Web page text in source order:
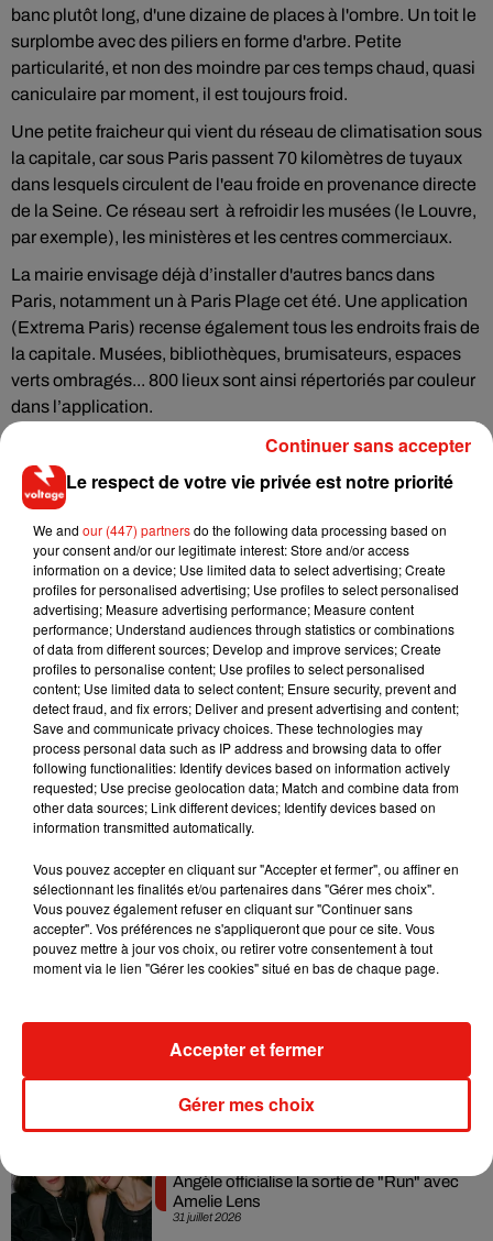
banc plutôt long, d'une dizaine de places à l'ombre. Un toit le
surplombe avec des piliers en forme d'arbre. Petite
particularité, et non des moindre par ces temps chaud, quasi
caniculaire par moment, il est toujours froid.
Une petite fraicheur qui vient du réseau de climatisation sous
la capitale, car sous Paris passent 70 kilomètres de tuyaux
dans lesquels circulent de l'eau froide en provenance directe
de la Seine. Ce réseau sert à refroidir les musées (le Louvre,
par exemple), les ministères et les centres commerciaux.
La mairie envisage déjà d’installer d'autres bancs dans
Paris, notamment un à Paris Plage cet été. Une application
(Extrema Paris) recense également tous les endroits frais de
la capitale. Musées, bibliothèques, brumisateurs, espaces
verts ombragés... 800 lieux sont ainsi répertoriés par couleur
dans l’application.
Musique
6 août 2026
Il y a 10 ans, DJ Snake changeait de
dimension avec son premier...
3 août 2026
Fred again.. et Latin Mafia dévoilent enfin
leur mixtape créée en...
31 juillet 2026
Swedish House Mafia et Lykke Li
dévoilent « Happiness Is So Sad »
historique à Ibiza
31 juillet 2026
Angèle officialise la sortie de "Run" avec
Amelie Lens
Le respect de votre vie privée est notre priorité
We and our (447) partnersdo the following data processing based on
your consent and/or our legitimate interest: Store and/or access
information on a device; Use limited data to select advertising; Create
profiles for personalised advertising; Use profiles to select personalised
advertising; Measure advertising performance; Measure content
performance; Understand audiences through statistics or combinations
of data from different sources; Develop and improve services; Create
profiles to personalise content; Use profiles to select personalised
content; Use limited data to select content; Ensure security, prevent and
detect fraud, and fix errors; Deliver and present advertising and content;
Save and communicate privacy choices. These technologies may
process personal data such as IP address and browsing data to offer
following functionalities: Identify devices based on information actively
requested; Use precise geolocation data; Match and combine data from
other data sources; Link different devices; Identify devices based on
information transmitted automatically.
Vous pouvez accepter en cliquant sur "Accepter et fermer", ou affiner en
sélectionnant les finalités et/ou partenaires dans "Gérer mes choix".
Vous pouvez également refuser en cliquant sur "Continuer sans
accepter". Vos préférences ne s'appliqueront que pour ce site. Vous
pouvez mettre à jour vos choix, ou retirer votre consentement à tout
moment via le lien "Gérer les cookies" situé en bas de chaque page.
Gérer mes choix
Accepter et fermer
Continuer sans accepter